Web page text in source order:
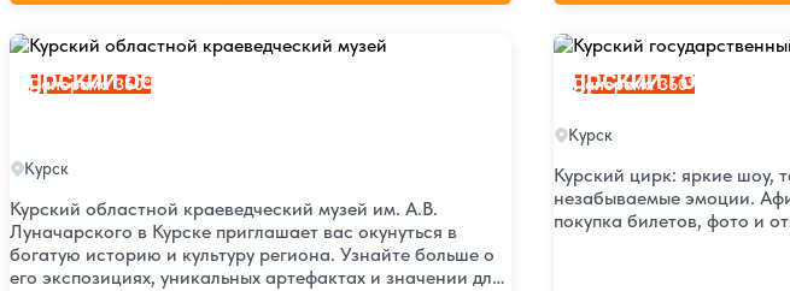
Курский областной краеведческий музей
Панорама 360°
Курский областной краеведческий
Курск
Курский областной краеведческий музей им. А.В.
Луначарского в Курске приглашает вас окунуться в
богатую историю и культуру региона. Узнайте больше о
его экспозициях, уникальных артефактах и значении для
Курский государственный
Панорама 360°
Курский
Курск
Курский цирк: яркие шоу,
незабываемые эмоции.
покупка билетов, фото и